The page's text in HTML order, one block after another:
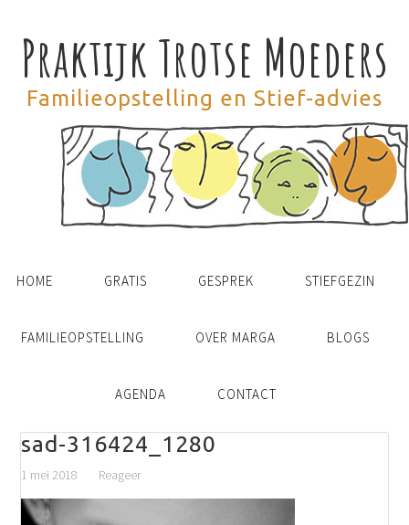
Praktijk Trotse Moeders
Familieopstelling en Stief-advies
HOME GRATIS GESPREK STIEFGEZIN
FAMILIEOPSTELLING OVER MARGA BLOGS
AGENDA CONTACT
sad-316424_1280
1 mei 2018 Reageer